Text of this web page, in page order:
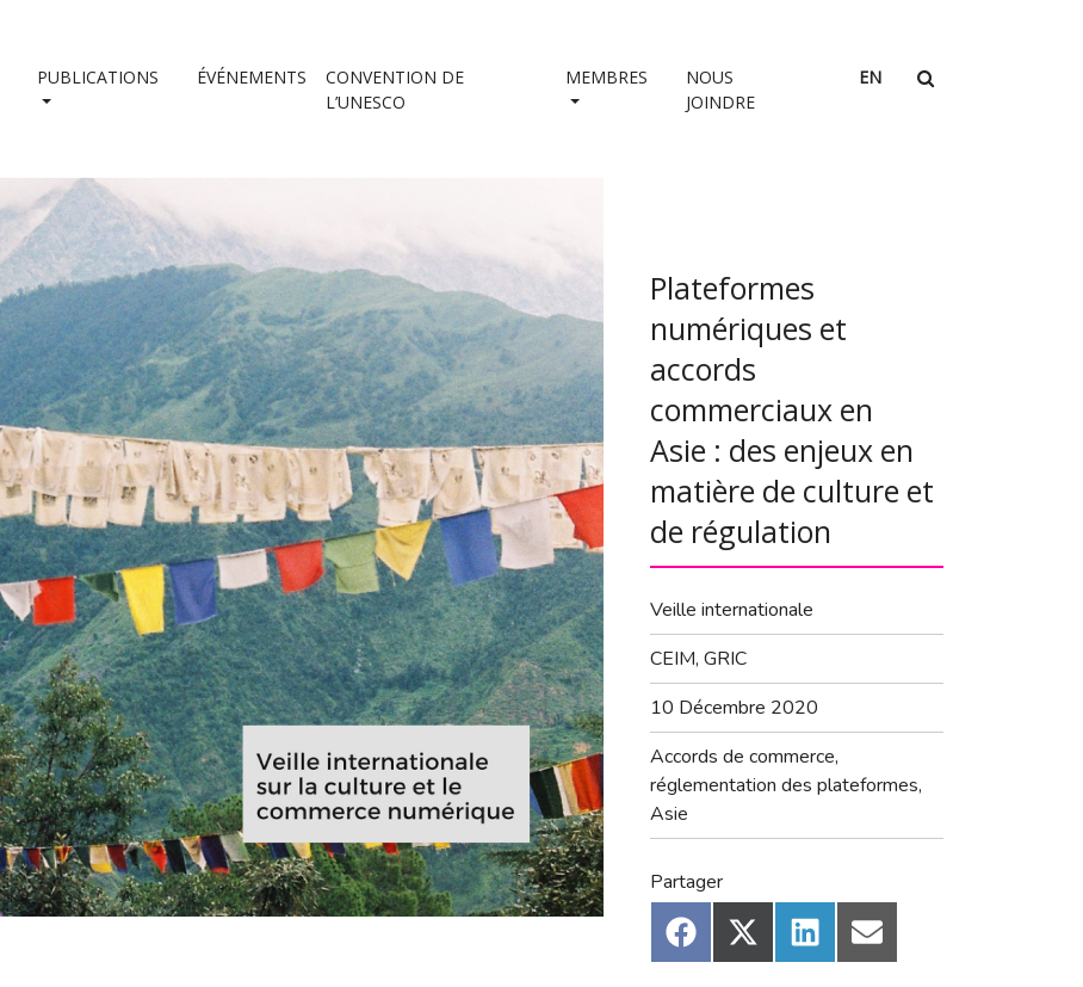
PUBLICATIONS ÉVÉNEMENTS
CONVENTION DE
L’UNESCO
MEMBRES
NOUS
JOINDRE
EN
Plateformes
numériques et
accords
commerciaux en
Asie : des enjeux en
matière de culture et
de régulation
Veille internationale
CEIM, GRIC
10 Décembre 2020
Accords de commerce,
réglementation des plateformes,
Asie
Partager
Share
on
Share
on
Share
on
Share
on